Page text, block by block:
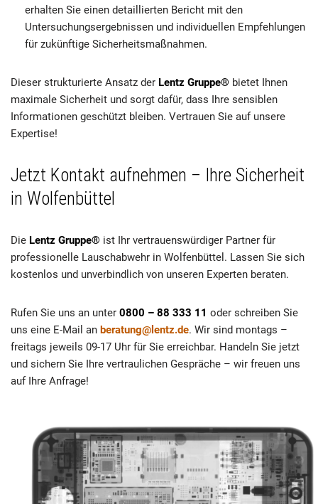
erhalten Sie einen detaillierten Bericht mit den
Untersuchungsergebnissen und individuellen Empfehlungen
für zukünftige Sicherheitsmaßnahmen.
Dieser strukturierte Ansatz der Lentz Gruppe® bietet Ihnen
maximale Sicherheit und sorgt dafür, dass Ihre sensiblen
Informationen geschützt bleiben. Vertrauen Sie auf unsere
Expertise!
Jetzt Kontakt aufnehmen – Ihre Sicherheit
in Wolfenbüttel
Die Lentz Gruppe® ist Ihr vertrauenswürdiger Partner für
professionelle Lauschabwehr in Wolfenbüttel. Lassen Sie sich
kostenlos und unverbindlich von unseren Experten beraten.
Rufen Sie uns an unter 0800 – 88 333 11 oder schreiben Sie
uns eine E-Mail an beratung@lentz.de. Wir sind montags –
freitags jeweils 09-17 Uhr für Sie erreichbar. Handeln Sie jetzt
und sichern Sie Ihre vertraulichen Gespräche – wir freuen uns
auf Ihre Anfrage!